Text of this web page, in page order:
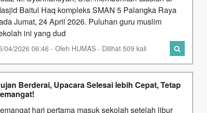
Baitul Haq kompleks SMAN 5 Palangka Raya
Jumat, 24 April 2026. Puluhan guru muslim
ini yang dud
04/2026 06:46 - Oleh HUMAS - Dilihat 509 kali
Berderai, Upacara Selesai lebih Cepat, Tetap
hari pertama masuk sekolah setelah libur